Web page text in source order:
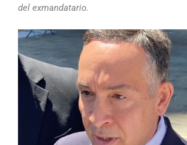
del exmandatario.